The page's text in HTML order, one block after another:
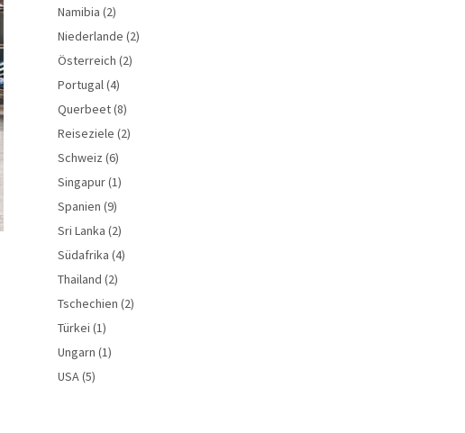
Namibia (2)
Niederlande (2)
Österreich (2)
Portugal(4)
Querbeet(8)
Reiseziele (2)
Schweiz (6)
Singapur(1)
Spanien (9)
Sri Lanka (2)
Südafrika (4)
Thailand (2)
Tschechien (2)
Türkei (1)
Ungarn (1)
USA(5)